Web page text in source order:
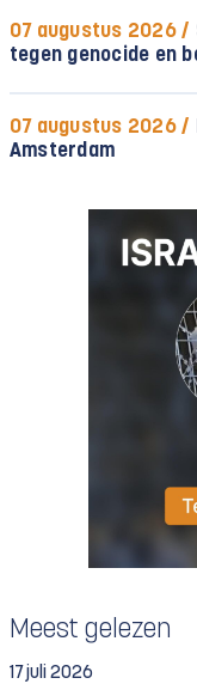
07 augustus 2026 /
tegen genocide en
07 augustus 2026 /
Amsterdam
Meest gelezen
17 juli 2026